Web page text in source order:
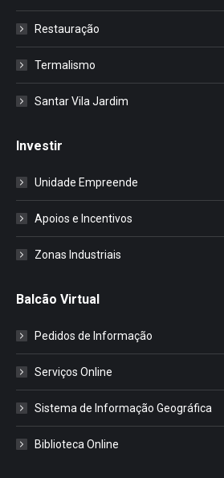
Restauração
Termalismo
Santar Vila Jardim
Investir
Unidade Empreende
Apoios e Incentivos
Zonas Industriais
Balcão Virtual
Pedidos de Informação
Serviços Online
Sistema de Informação Geográfica
Biblioteca Online